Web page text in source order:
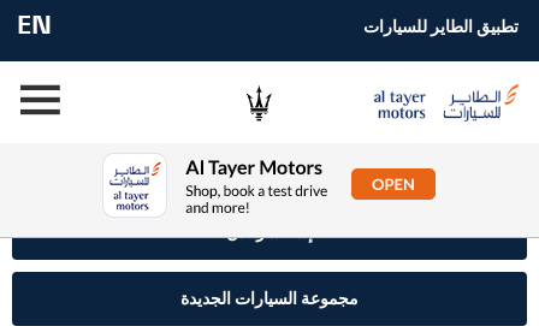
EN تطبيق الطاير للسيارات
إستفسر الآن
مجموعة السيارات الجديدة